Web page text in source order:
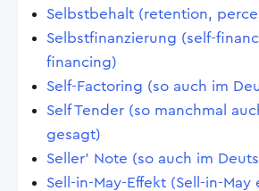
Selbstbehalt (retention,
Selbstfinanzierung (self-
financing)
Self-Factoring (so auch im
Self Tender (so manchmal
gesagt)
Seller' Note (so auch im
Sell-in-May-Effekt (Sell-in-May